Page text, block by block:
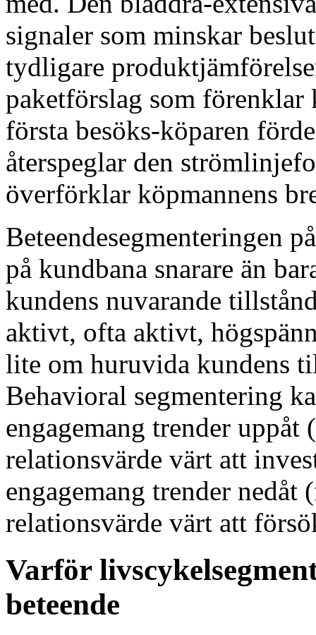
signaler som minskar
tydligare
paketförslag som förenklar
första besöks-köparen
återspeglar den
överförklar köpmannens
Beteendesegmenteringen
på kundbana snarare än
kundens nuvarande
aktivt, ofta aktivt,
lite om huruvida kundens
Behavioral segmentering
engagemang trender uppåt
relationsvärde värt att
engagemang trender
relationsvärde värt att
Varför
beteende